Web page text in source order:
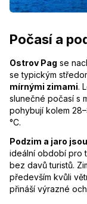
Počasí a
Ostrov Pag se
se typickým
mírnými zimami.
slunečné počasí s
pohybují kolem
°C.
Podzim a jaro
ideální období pro
bez davů turistů.
především kvůli
přináší výrazné